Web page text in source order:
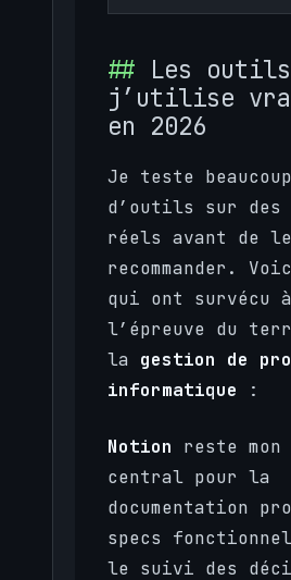
Les
j’utilise
en 2026
Je teste beaucoup
d’outils sur des
réels avant de
recommander.
qui ont survécu à
l’épreuve du
la gestion de
informatique :
Notion reste mon
central pour la
documentation
specs
le suivi des